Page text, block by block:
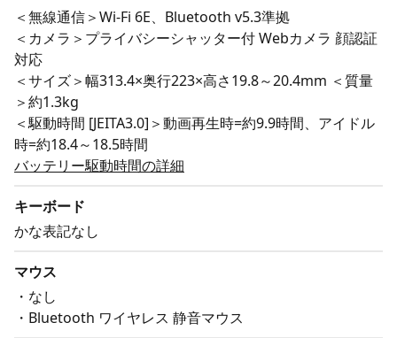
＜無線通信＞Wi-Fi 6E、Bluetooth v5.3準拠
＜カメラ＞プライバシーシャッター付 Webカメラ 顔認証
対応
＜サイズ＞幅313.4×奥行223×高さ19.8～20.4mm ＜質量
＞約1.3kg
＜駆動時間 [JEITA3.0]＞動画再生時=約9.9時間、アイドル
時=約18.4～18.5時間
バッテリー駆動時間の詳細
キーボード
かな表記なし
マウス
・なし
・Bluetooth ワイヤレス 静音マウス